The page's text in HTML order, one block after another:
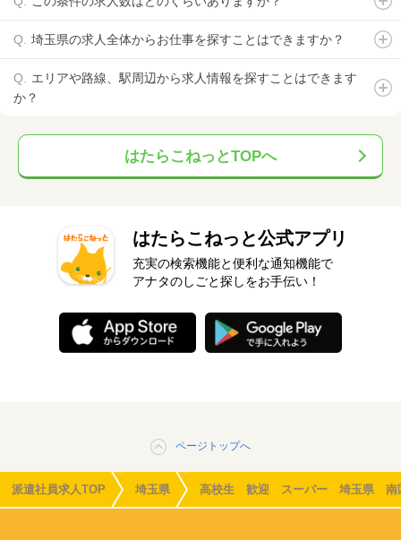
埼玉県の求人全体からお仕事を探すことはできますか？
エリアや路線、駅周辺から求人情報を探すことはできます
か？
はたらこねっとTOPへ
はたらこねっと公式アプリ
充実の検索機能と便利な通知機能で
アナタのしごと探しをお手伝い！
ページトップへ
派遣社員求人TOP 埼玉県 高校生 歓迎 スーパー 埼玉県 南